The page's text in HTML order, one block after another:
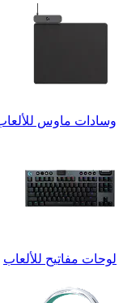
وسادات ماوس
لوحات مفاتيح للألعاب